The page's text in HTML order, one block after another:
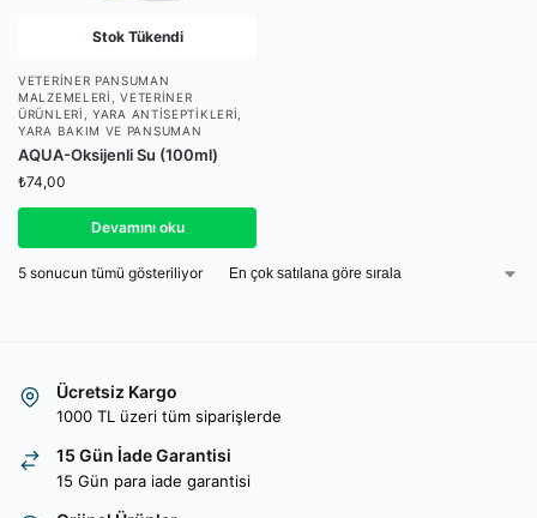
Stok Tükendi
VETERINER PANSUMAN
MALZEMELERI
,VETERINER
ÜRÜNLERI
,YARA ANTISEPTIKLERI
YARA BAKIM VE PANSUMAN
AQUA-Oksijenli Su (100ml)
₺74,00
Devamını oku
5 sonucun tümü gösteriliyor
Ücretsiz Kargo
1000 TL üzeri tüm siparişlerde
15 Gün İade Garantisi
15 Gün para iade garantisi